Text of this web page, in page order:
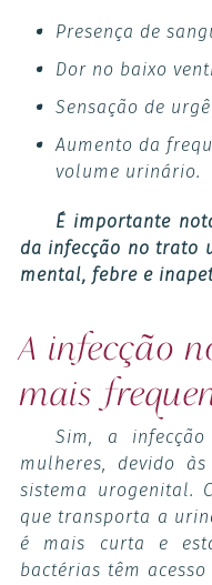
Presença de
Dor no baixo
Sensação de
Aumento da
volume urinário.
É importante
da infecção no trato
mental, febre e
A infecção
mais
Sim, a
mulheres, devido
sistema urogenital.
que transporta a
é mais curta e
bactérias têm